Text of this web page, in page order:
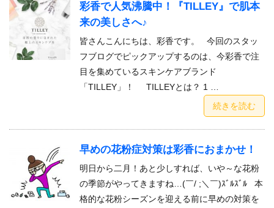
彩香で人気沸騰中！『TILLEY』で肌本
来の美しさへ♪
皆さんこんにちは、彩香です。 今回のスタッ
フブログでピックアップするのは、今彩香で注
目を集めているスキンケアブランド
「TILLEY」！ TILLEYとは？ 1 …
続きを読む
早めの花粉症対策は彩香におまかせ！
明日から二月！あと少しすれば、いや～な花粉
の季節がやってきますね…(￣/ ;＼￣)ｽﾞﾙｽﾞﾙ 本
格的な花粉シーズンを迎える前に早めの対策を